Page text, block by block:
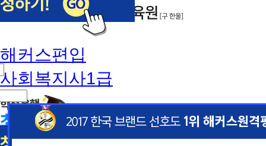
해커스편입
사회복지사1급
닫